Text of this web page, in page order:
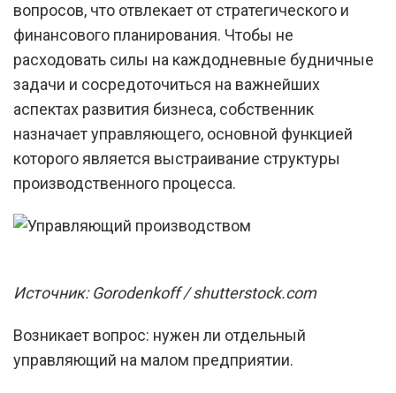
вопросов, что отвлекает от стратегического и
финансового планирования. Чтобы не
расходовать силы на каждодневные будничные
задачи и сосредоточиться на важнейших
аспектах развития бизнеса, собственник
назначает управляющего, основной функцией
которого является выстраивание структуры
производственного процесса.
Источник: Gorodenkoff / shutterstock.com
Возникает вопрос: нужен ли отдельный
управляющий на малом предприятии.